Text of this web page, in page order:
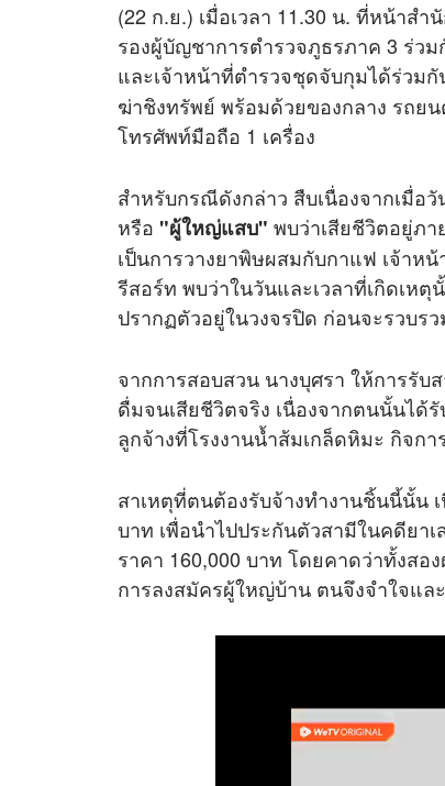
(22 ก.ย.) เมื่อเวลา 11.30 น. ที่หน้าส
รองผู้บัญชาการตำรวจภูธรภาค 3 ร่ว
และเจ้าหน้าที่ตำรวจชุดจับกุมได้ร่วม
ฆ่าชิงทรัพย์ พร้อมด้วยของกลาง รถยน
โทรศัพท์มือถือ 1 เครื่อง
สำหรับกรณีดังกล่าว สืบเนื่องจากเมื่อ
หรือ "ผู้ใหญ่แสบ" พบว่าเสียชีวิตอยู่ภ
เป็นการวางยาพิษผสมกับกาแฟ เจ้าห
รีสอร์ท พบว่าในวันและเวลาที่เกิดเห
ปรากฏตัวอยู่ในวงจรปิด ก่อนจะรวบร
จากการสอบสวน นางบุศรา ให้การรั
ดื่มจนเสียชีวิตจริง เนื่องจากตนนั้นได้
ลูกจ้างที่โรงงานน้ำส้มเกล็ดหิมะ กิจก
สาเหตุที่ตนต้องรับจ้างทำงานชิ้นนี้นั้น
บาท เพื่อนำไปประกันตัวสามีในคดียา
ราคา 160,000 บาท โดยคาดว่าทั้งสอ
การลงสมัครผู้ใหญ่บ้าน ตนจึงจำใจแล